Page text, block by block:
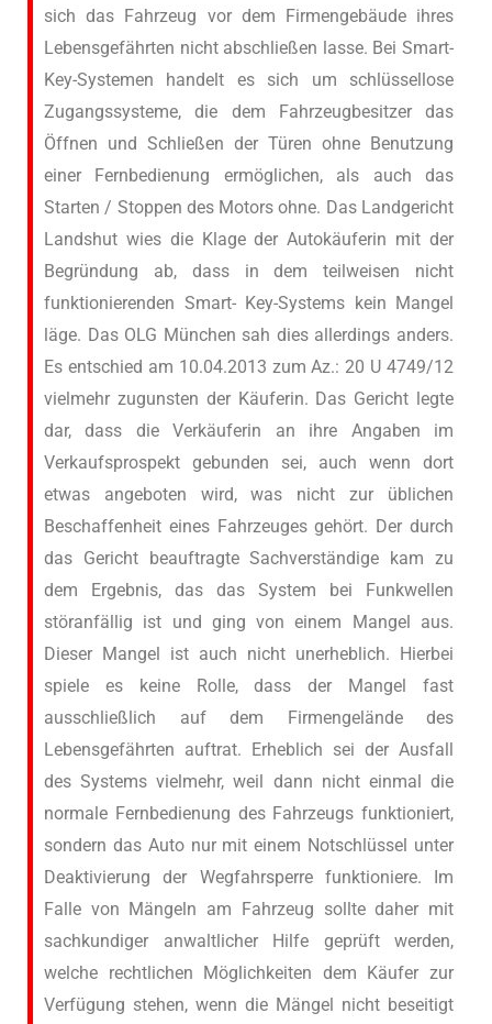
sich das Fahrzeug vor dem Firmengebäude ihres
Lebensgefährten nicht abschließen lasse. Bei Smart-
Key-Systemen handelt es sich um schlüssellose
Zugangssysteme, die dem Fahrzeugbesitzer das
Öffnen und Schließen der Türen ohne Benutzung
einer Fernbedienung ermöglichen, als auch das
Starten / Stoppen des Motors ohne. Das Landgericht
Landshut wies die Klage der Autokäuferin mit der
Begründung ab, dass in dem teilweisen nicht
funktionierenden Smart- Key-Systems kein Mangel
läge. Das OLG München sah dies allerdings anders.
Es entschied am 10.04.2013 zum Az.: 20 U 4749/12
vielmehr zugunsten der Käuferin. Das Gericht legte
dar, dass die Verkäuferin an ihre Angaben im
Verkaufsprospekt gebunden sei, auch wenn dort
etwas angeboten wird, was nicht zur üblichen
Beschaffenheit eines Fahrzeuges gehört. Der durch
das Gericht beauftragte Sachverständige kam zu
dem Ergebnis, das das System bei Funkwellen
störanfällig ist und ging von einem Mangel aus.
Dieser Mangel ist auch nicht unerheblich. Hierbei
spiele es keine Rolle, dass der Mangel fast
ausschließlich auf dem Firmengelände des
Lebensgefährten auftrat. Erheblich sei der Ausfall
des Systems vielmehr, weil dann nicht einmal die
normale Fernbedienung des Fahrzeugs funktioniert,
sondern das Auto nur mit einem Notschlüssel unter
Deaktivierung der Wegfahrsperre funktioniere. Im
Falle von Mängeln am Fahrzeug sollte daher mit
sachkundiger anwaltlicher Hilfe geprüft werden,
welche rechtlichen Möglichkeiten dem Käufer zur
Verfügung stehen, wenn die Mängel nicht beseitigt